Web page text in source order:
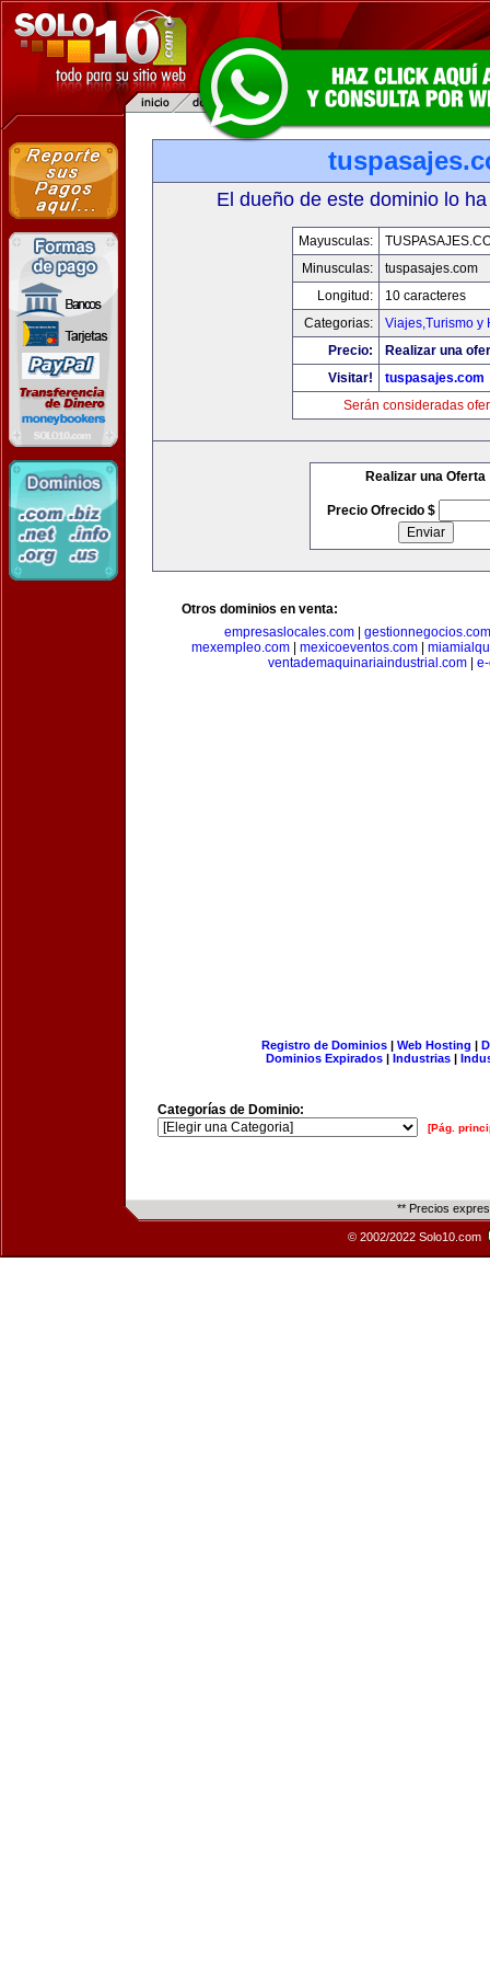
El dueño de este dominio lo
Mayusculas:
Minusculas:
tuspasajes.com
Longitud:
10 caracteres
Categorias:
Viajes,Turismo y
Precio:
Realizar una
Visitar!
tuspasajes.com
Serán consideradas
Realizar una Oferta
Precio Ofrecido $
Otros dominios en venta:
empresaslocales.com| gestionnegocios.com
mexempleo.com| mexicoeventos.com|
ventademaquinariaindustrial.com
Registro de Dominios| Web Hosting |
Dominios Expirados | Industrias |
Categorías de Dominio:
[Pág.
** Precios
© 2002/2022 Solo10.com